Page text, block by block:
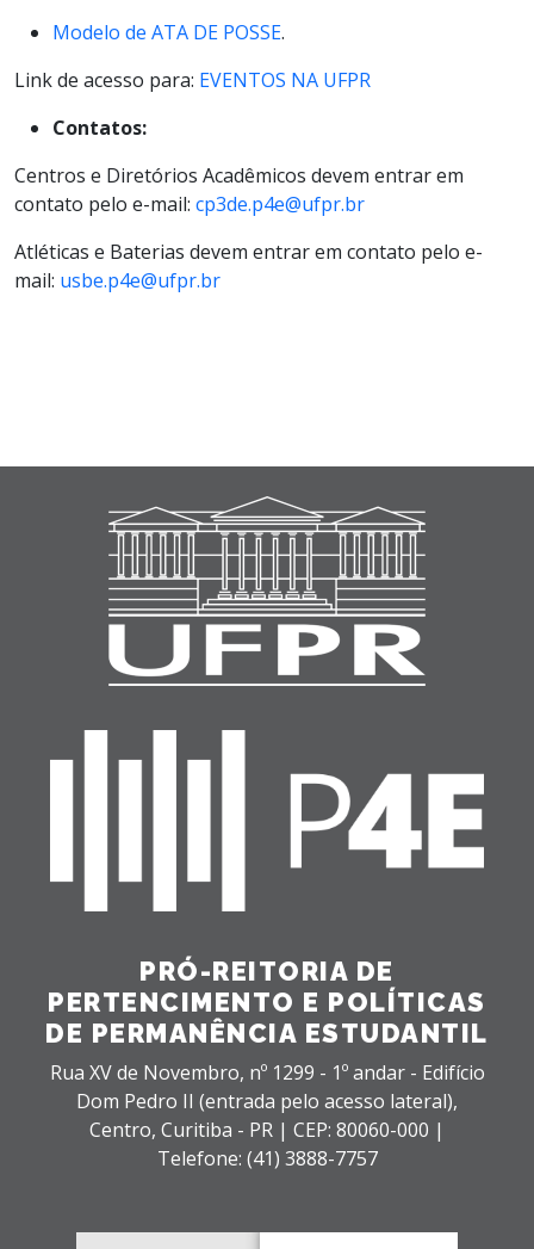
Modelo de ATA DE POSSE.
Link de acesso para: EVENTOS NA UFPR
Contatos:
Centros e Diretórios Acadêmicos devem entrar em
contato pelo e-mail: cp3de.p4e@ufpr.br
Atléticas e Baterias devem entrar em contato pelo e-
mail: usbe.p4e@ufpr.br
PRÓ-REITORIA DE
PERTENCIMENTO E POLÍTICAS
DE PERMANÊNCIA ESTUDANTIL
Rua XV de Novembro, nº 1299 - 1º andar - Edifício
Dom Pedro II (entrada pelo acesso lateral),
Centro, Curitiba - PR | CEP: 80060-000 |
Telefone: (41) 3888-7757